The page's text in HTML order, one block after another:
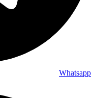
Whatsapp